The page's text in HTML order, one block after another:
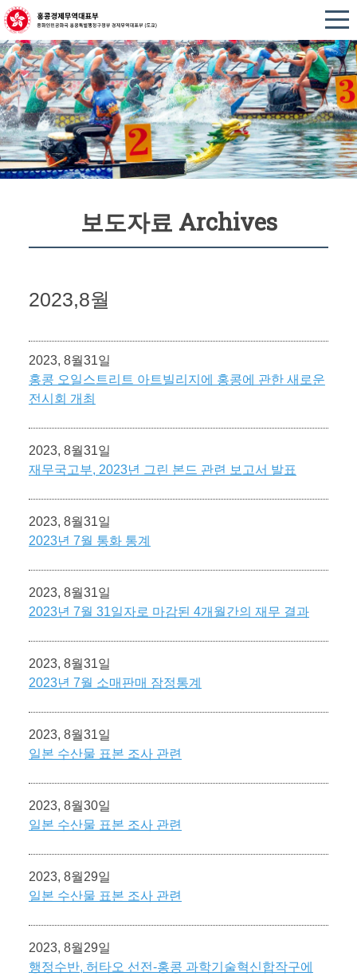
보도자료 Archives
2023,8월
2023, 8월31일
홍콩 오일스트리트 아트빌리지에 홍콩에 관한 새로운
전시회 개최
2023, 8월31일
재무국고부, 2023년 그린 본드 관련 보고서 발표
2023, 8월31일
2023년 7월 통화 통계
2023, 8월31일
2023년 7월 31일자로 마감된 4개월간의 재무 결과
2023, 8월31일
2023년 7월 소매판매 잠정통계
2023, 8월31일
일본 수산물 표본 조사 관련
2023, 8월30일
일본 수산물 표본 조사 관련
2023, 8월29일
일본 수산물 표본 조사 관련
2023, 8월29일
행정수반, 허타오 선전-홍콩 과학기술혁신합작구에